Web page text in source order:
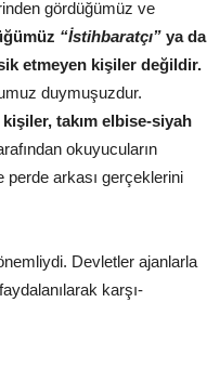
gördüğümüz ve
“İstihbaratçı” ya da
etmeyen kişiler değildir.
duymuşuzdur.
takım elbise-siyah
okuyucuların
perde arkası gerçeklerini
Devletler ajanlarla
karşı-